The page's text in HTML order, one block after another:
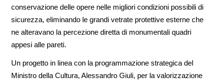
conservazione delle opere nelle migliori condizioni possibili di
sicurezza, eliminando le grandi vetrate protettive esterne che
ne alteravano la percezione diretta di monumentali quadri
appesi alle pareti.
Un progetto in linea con la programmazione strategica del
Ministro della Cultura, Alessandro Giuli, per la valorizzazione